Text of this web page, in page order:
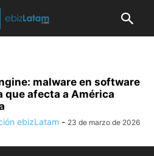
malware en software
que afecta a América
ebizLatam - 23 de marzo de 2026